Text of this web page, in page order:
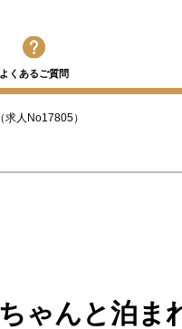
よくあるご質問
人No17805）
ゃんと泊ま